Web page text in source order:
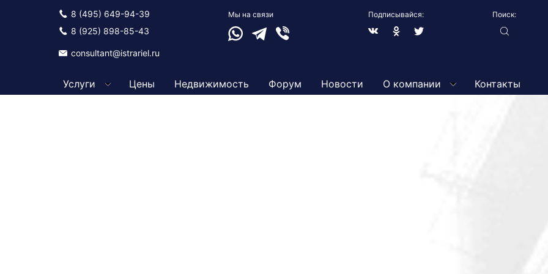
Услуги Цены Недвижимость Форум Новости О компании Контакты
8 (495) 649-94-39
8 (925) 898-85-43
consultant@istrariel.ru
Мы на связи
ВаттсапТелеграмВайбер
Подписывайся:
В
BloggerТвиттер
Поиск: